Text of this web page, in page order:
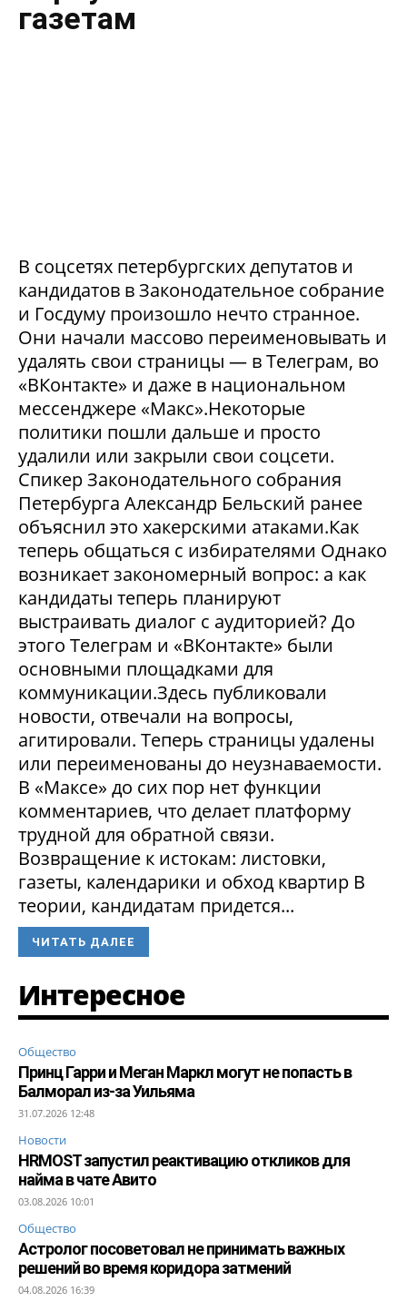
газетам
В соцсетях петербургских депутатов и
кандидатов в Законодательное собрание
и Госдуму произошло нечто странное.
Они начали массово переименовывать и
удалять свои страницы — в Телеграм, во
«ВКонтакте» и даже в национальном
мессенджере «Макс».Некоторые
политики пошли дальше и просто
удалили или закрыли свои соцсети.
Спикер Законодательного собрания
Петербурга Александр Бельский ранее
объяснил это хакерскими атаками.Как
теперь общаться с избирателями Однако
возникает закономерный вопрос: а как
кандидаты теперь планируют
выстраивать диалог с аудиторией? До
этого Телеграм и «ВКонтакте» были
основными площадками для
коммуникации.Здесь публиковали
новости, отвечали на вопросы,
агитировали. Теперь страницы удалены
или переименованы до неузнаваемости.
В «Максе» до сих пор нет функции
комментариев, что делает платформу
трудной для обратной связи.
Возвращение к истокам: листовки,
газеты, календарики и обход квартир В
теории, кандидатам придется...
ЧИТАТЬ ДАЛЕЕ
Интересное
Общество
Принц Гарри и Меган Маркл могут не попасть в
Балморал из-за Уильяма
31.07.2026 12:48
Новости
HRMOST запустил реактивацию откликов для
найма в чате Авито
03.08.2026 10:01
Общество
Астролог посоветовал не принимать важных
решений во время коридора затмений
04.08.2026 16:39